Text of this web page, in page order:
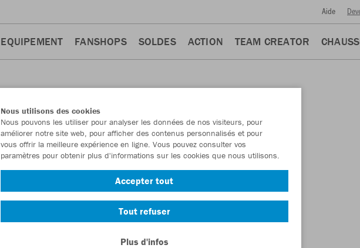
Aide
EQUIPEMENT FANSHOPS SOLDES ACTION TEAM CREATOR
Nous utilisons des cookies
Nous pouvons les utiliser pour analyser les données de nos visiteurs, pour
améliorer notre site web, pour afficher des contenus personnalisés et pour
vous offrir la meilleure expérience en ligne. Vous pouvez consulter vos
paramètres pour obtenir plus d'informations sur les cookies que nous utilisons.
Accepter tout
Tout refuser
Plus d'infos